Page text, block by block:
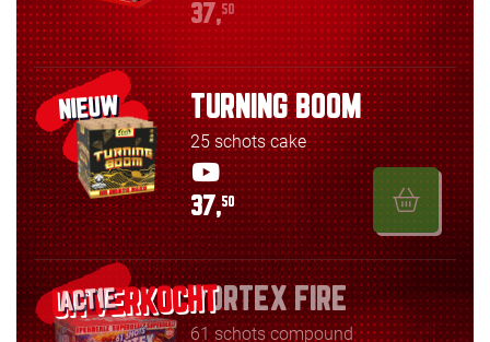
37,50
NIEUW TURNING BOOM
25 schots cake
37,50
ACTIE VORTEX FIRE
61 schots compound